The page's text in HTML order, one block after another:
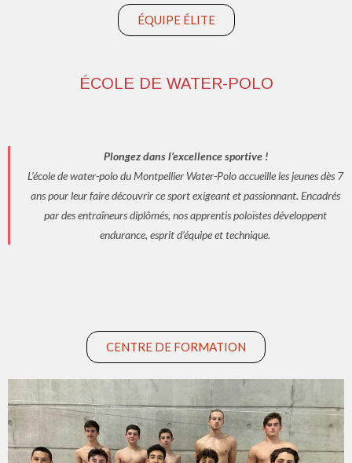
ÉQUIPE ÉLITE
ÉCOLE DE WATER-POLO
Plongez dans l’excellence sportive !
L’école de water-polo du Montpellier Water-Polo accueille les jeunes dès 7
ans pour leur faire découvrir ce sport exigeant et passionnant. Encadrés
par des entraîneurs diplômés, nos apprentis poloïstes développent
endurance, esprit d’équipe et technique.
CENTRE DE FORMATION